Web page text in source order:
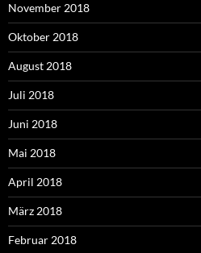
November 2018
Oktober 2018
August 2018
Juli 2018
Juni 2018
Mai 2018
April 2018
März 2018
Februar 2018